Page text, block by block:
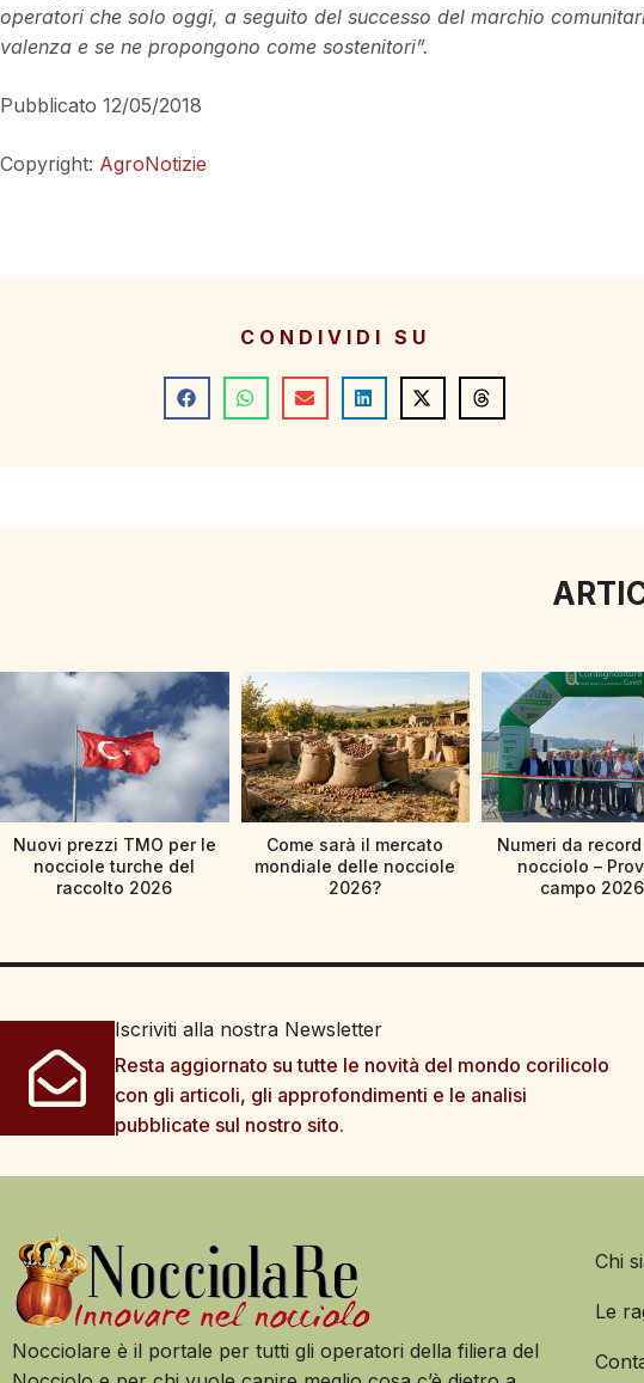
operatori che solo oggi, a seguito del successo del marchio
valenza e se ne propongono come sostenitori”.
Pubblicato 12/05/2018
Copyright: AgroNotizie
CONDIVIDI SU
Nuovi prezzi TMO per le
nocciole turche del
raccolto 2026
Come sarà il mercato
mondiale delle nocciole
2026?
Numeri da record
nocciolo –
campo
Iscriviti alla nostra Newsletter
Resta aggiornato su tutte le novità del mondo corilicolo
con gli articoli, gli approfondimenti e le analisi
pubblicate sul nostro sito.
Nocciolare è il portale per tutti gli operatori della filiera del
Chi
Le